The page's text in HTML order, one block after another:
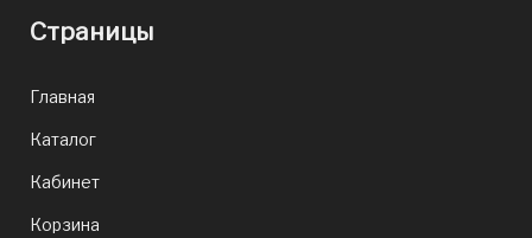
Страницы
Главная
Каталог
Кабинет
Корзина